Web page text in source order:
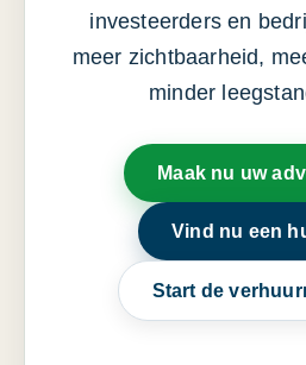
investeerders en
meer zichtbaarheid,
minder
Maak nu uw
Vind nu een
Start de